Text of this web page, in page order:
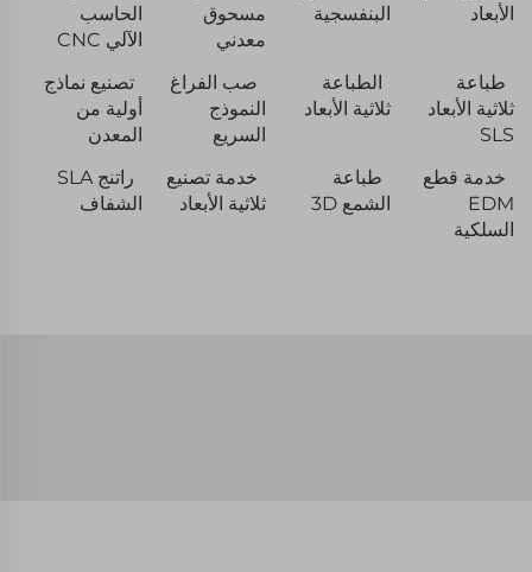
الأبعاد
البنفسجية
مسحوق
معدني
الحاسب
الآلي CNC
طباعة
ثلاثية الأبعاد
SLS
الطباعة
ثلاثية الأبعاد
صب الفراغ
النموذج
السريع
تصنيع نماذج
أولية من
المعدن
خدمة قطع
EDM
السلكية
طباعة
الشمع 3D
خدمة تصنيع
ثلاثية الأبعاد
راتنج SLA
الشفاف